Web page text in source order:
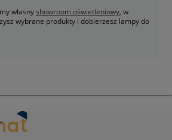
własnyshowroom oświetleniowy, w
wybrane produkty i dobierzesz lampy do